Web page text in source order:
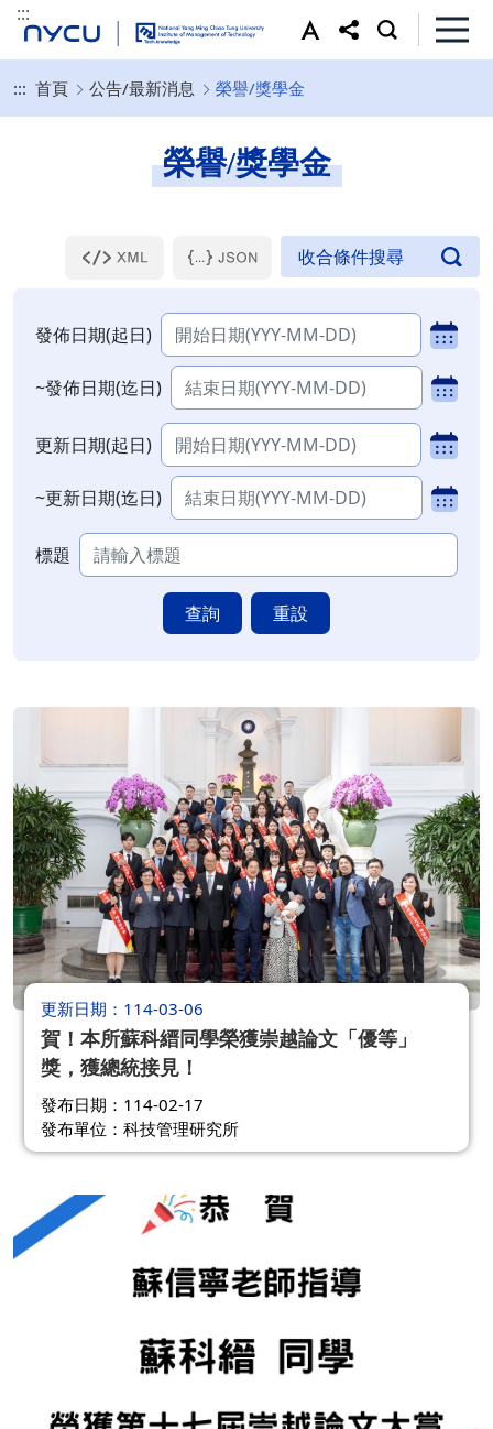
:::
::: 首頁 公告/最新消息 榮譽/獎學金
榮譽/獎學金
發佈日期(起日)
~發佈日期(迄日)
更新日期(起日)
~更新日期(迄日)
標題
查詢 重設
更新日期 114-03-06
賀！本所蘇科縉同學榮獲崇越論文「優等」
獎，獲總統接見！
發布日期：114-02-17
發布單位：科技管理研究所